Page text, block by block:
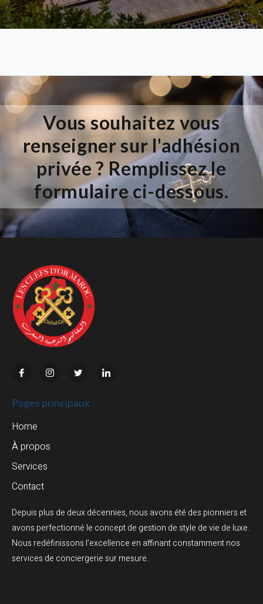
Vous souhaitez vous
renseigner sur l'adhésion
privée ? Remplissez le
formulaire ci-dessous.
Pages principaux
Home
À propos
Services
Contact
Depuis plus de deux décennies, nous avons été des pionniers et
avons perfectionné le concept de gestion de style de vie de luxe.
Nous redéfinissons l’excellence en affinant constamment nos
services de conciergerie sur mesure.